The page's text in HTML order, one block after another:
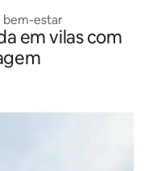
bem-estar
em vilas com